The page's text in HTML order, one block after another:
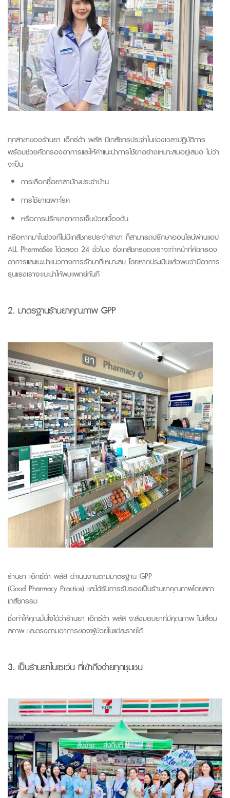
ทุกสาขาของร้านยา เอ็กซ์ต้า พลัส มีเภสัชกรประจำในช่วงเวลาปฏิบัติการ
พร้อมช่วยคัดกรองอาการและให้คำแนะนำการใช้ยาอย่างเหมาะสมอยู่เสมอ ไม่ว่า
จะเป็น
การเลือกซื้อยาสามัญประจำบ้าน
การใช้ยาเฉพาะโรค
หรือการปรึกษาอาการเจ็บป่วยเบื้องต้น
หรือหากมาในช่วงที่ไม่มีเภสัชกรประจำสาขา ก็สามารถปรึกษาออนไลน์ผ่านแอป
ALL PharmaSeeได้ตลอด 24 ชั่วโมง ซึ่งเภสัชกรของเราจะทำหน้าที่คัดกรอง
อาการและแนะนำแนวทางการรักษาที่เหมาะสม โดยหากประเมินแล้วพบว่ามีอาการ
รุนแรงเราจะแนะนำให้พบแพทย์ทันที
2. มาตรฐานร้านยาคุณภาพGPP
ร้านยา เอ็กซ์ต้า พลัส ดำเนินงานตามมาตรฐาน GPP
(Good Pharmacy Practice) และได้รับการรับรองเป็นร้านยาคุณภาพโดยสภา
เภสัชกรรม
ซึ่งทำให้คุณมั่นใจได้ว่าร้านยา เอ็กซ์ต้า พลัส จะส่งมอบยาที่มีคุณภาพ ไม่เสื่อม
สภาพ และตรงตามอาการของผู้ป่วยในแต่ละรายได้
3. เป็นร้านยาในเซเว่น ที่เข้าถึงง่ายทุกชุมชน